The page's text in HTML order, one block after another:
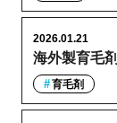
海外製育毛
2026.01.21
育毛剤